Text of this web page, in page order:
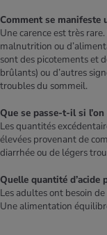
Comment se manifeste
Une carence est très
malnutrition ou
sont des picotements et
brûlants) ou d’autres
troubles du sommeil.
Que se passe-t-il si
Les quantités
élevées provenant de
diarrhée ou de légers
Quelle quantité d’acide
Les adultes ont besoin
Une alimentation